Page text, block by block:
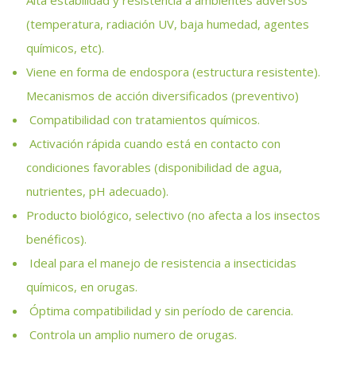
(temperatura, radiación UV, baja humedad, agentes
químicos, etc).
Viene en forma de endospora (estructura resistente).
Mecanismos de acción diversificados (preventivo)
Compatibilidad con tratamientos químicos.
Activación rápida cuando está en contacto con
condiciones favorables (disponibilidad de agua,
nutrientes, pH adecuado).
Producto biológico, selectivo (no afecta a los insectos
benéficos).
Ideal para el manejo de resistencia a insecticidas
químicos, en orugas.
Óptima compatibilidad y sin período de carencia.
Controla un amplio numero de orugas.